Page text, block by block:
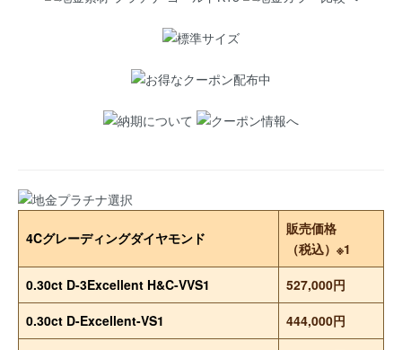
4Cグレーディングダイヤモンド
販売価格
（税込）※1
0.30ct D-3Excellent H&C-VVS1
527,000円
0.30ct D-Excellent-VS1
444,000円